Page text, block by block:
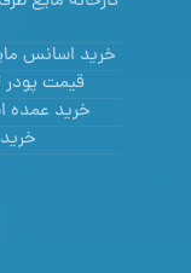
خرید اسانس
قیمت پودر
خرید عمده